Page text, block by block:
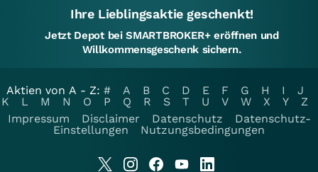
Ihre Lieblingsaktie geschenkt!
Jetzt Depot bei SMARTBROKER+ eröffnen und
Willkommensgeschenk sichern.
Aktien von A - Z: # A B C D E F G H I
J
K
L M N O P Q R S T U V W X Y
Z
Impressum
Disclaimer Datenschutz
Datenschutz-
Einstellungen
Nutzungsbedingungen